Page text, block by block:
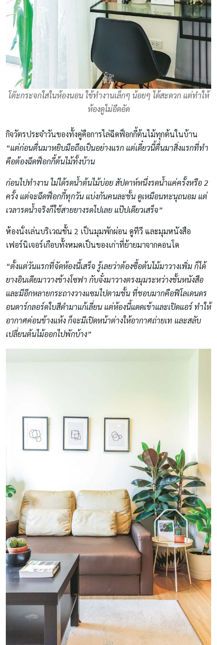
โต๊ะกระจกใสในห้องนอน ใช้ทำงานเล็กๆ น้อยๆ ได้สะดวก แต่ทำให้
ห้องดูไม่อึดอัด
กิจวัตรประจำวันของทั้งคู่คือการไล่ฉีดฟ็อกกี้ต้นไม้ทุกต้นในบ้าน
“แต่ก่อนตื่นมาหยิบมือถือเป็นอย่างแรก แต่เดี๋ยวนี้ตื่นมาสิ่งแรกที่ทำ
คือต้องฉีดฟ็อกกี้ต้นไม้ทั้งบ้าน
ก่อนไปทำงาน ไม่ได้รดน้ำต้นไม้บ่อย สัปดาห์หนึ่งรดน้ำแค่ครั้งหรือ 2
ครั้ง แต่จะฉีดฟ็อกกี้ทุกวัน แบ่งกันคนละชั้น ดูเหมือนทะนุถนอม แต่
เวลารดน้ำจริงก็ใช้สายยางรดไปเลย แป๊ปเดียวเสร็จ”
ห้องนั่งเล่นบริเวณชั้น 2 เป็นมุมพักผ่อน ดูทีวี และมุมหนังสือ
เฟอร์นิเจอร์เกือบทั้งหมดเป็นของเก่าที่ย้ายมาจากคอนโด
“ตั้งแต่วันแรกที่จัดห้องนี้เสร็จ รู้เลยว่าต้องซื้อต้นไม้มาวางเพิ่ม ก็ได้
ยางอินเดียมาวางข้างโซฟา กับจั๋งมาวางตรงมุมระหว่างชั้นหนังสือ
และมีอีกหลายกระถางวางแซมไปตามชั้น ที่ชอบมากคือฟิโลเดนดร
อนดาร์กลอร์ดใบสีดำมาแก้เลี่ยน แต่ห้องนี้แดดเข้าและเปิดแอร์ ทำให้
อากาศค่อนข้างแห้ง ก็จะมีเปิดหน้าต่างให้อากาศถ่ายเท และสลับ
เปลี่ยนต้นไม้ออกไปพักบ้าง”